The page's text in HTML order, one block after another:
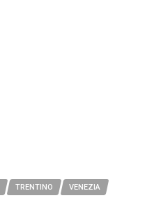
TRENTINO VENEZIA